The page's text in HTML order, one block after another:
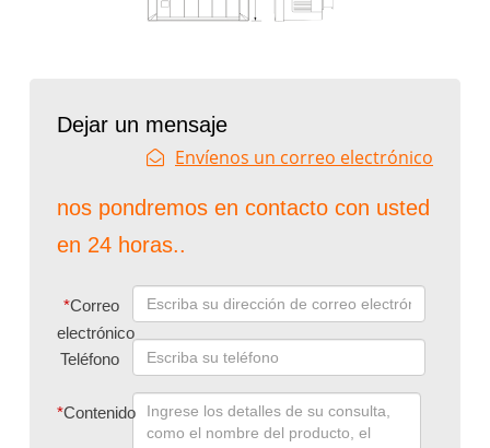
Dejar un mensaje
Envíenos un correo electrónico
nos pondremos en contacto con usted
en 24 horas..
*Correo
electrónico
Teléfono
*Contenido